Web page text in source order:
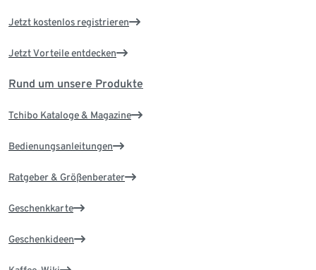
Jetzt kostenlos registrieren
Jetzt Vorteile entdecken
Rund um unsere Produkte
Tchibo Kataloge & Magazine
Bedienungsanleitungen
Ratgeber & Größenberater
Geschenkkarte
Geschenkideen